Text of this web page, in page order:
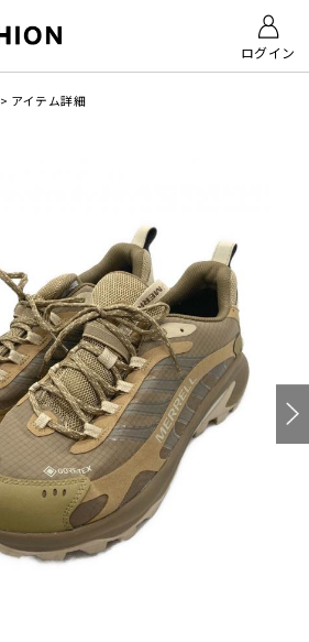
ログイン
> アイテム詳細